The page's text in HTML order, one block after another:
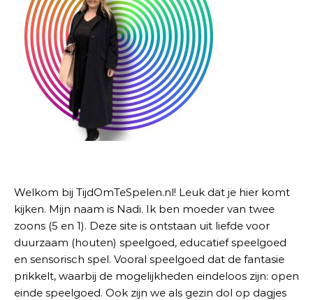
Welkom bij TijdOmTeSpelen.nl! Leuk dat je hier komt
kijken. Mijn naam is Nadi. Ik ben moeder van twee
zoons (5 en 1). Deze site is ontstaan uit liefde voor
duurzaam (houten) speelgoed, educatief speelgoed
en sensorisch spel. Vooral speelgoed dat de fantasie
prikkelt, waarbij de mogelijkheden eindeloos zijn: open
einde speelgoed. Ook zijn we als gezin dol op dagjes